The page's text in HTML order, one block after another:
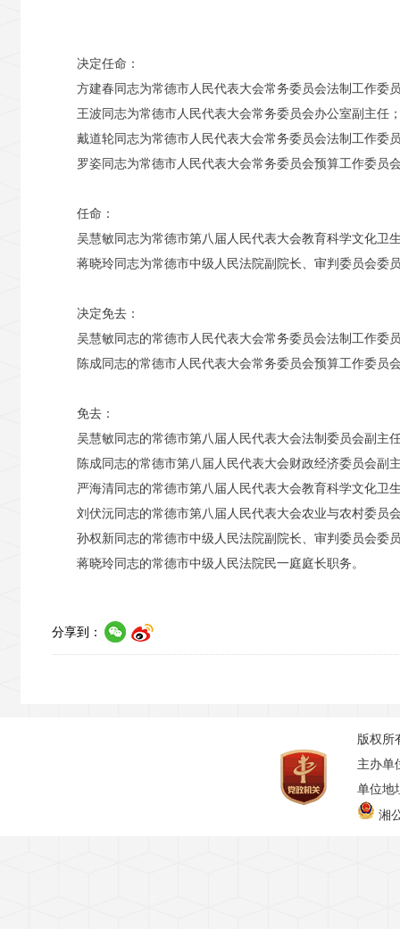
决定任命：
方建春同志为常德市人民代表大会常务委员会法制工作委
王波同志为常德市人民代表大会常务委员会办公室副主任
戴道轮同志为常德市人民代表大会常务委员会法制工作委
罗姿同志为常德市人民代表大会常务委员会预算工作委员
任命：
吴慧敏同志为常德市第八届人民代表大会教育科学文化卫
蒋晓玲同志为常德市中级人民法院副院长、审判委员会委
决定免去：
吴慧敏同志的常德市人民代表大会常务委员会法制工作委
陈成同志的常德市人民代表大会常务委员会预算工作委员
免去：
吴慧敏同志的常德市第八届人民代表大会法制委员会副主
陈成同志的常德市第八届人民代表大会财政经济委员会副
严海清同志的常德市第八届人民代表大会教育科学文化卫
刘伏沅同志的常德市第八届人民代表大会农业与农村委员
孙权新同志的常德市中级人民法院副院长、审判委员会委
蒋晓玲同志的常德市中级人民法院民一庭庭长职务。
分享到：
版权所
主办单
单位地
湘